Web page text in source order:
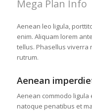
Mega Plan Info
Aenean leo ligula,
enim. Aliquam lorem
tellus. Phasellus viverra
rutrum.
Aenean
Aenean commodo ligula
natoque penatibus et